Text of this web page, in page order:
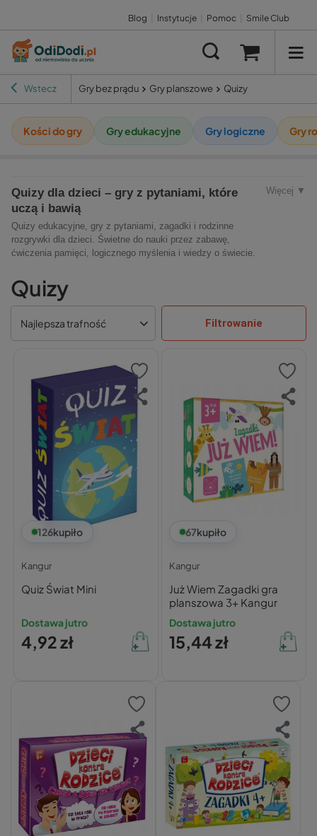
Blog Instytucje Pomoc Smile Club
Wstecz Gry bez prądu Gry planszowe Quizy
Kości do gry Gry edukacyjne Gry logiczne Gry
Quizy dla dzieci – gry z pytaniami, które
uczą i bawią
Quizy edukacyjne, gry z pytaniami, zagadki i rodzinne
rozgrywki dla dzieci. Świetne do nauki przez zabawę,
ćwiczenia pamięci, logicznego myślenia i wiedzy o świecie.
Więcej ▼
Quizy
Najlepsza trafność Filtrowanie
126kupiło
Kangur
Quiz Świat Mini
Dostawa jutro
4,92 zł
67kupiło
Kangur
Już Wiem Zagadki gra
planszowa 3+ Kangur
Dostawa jutro
15,44 zł